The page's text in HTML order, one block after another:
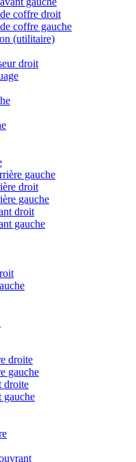
coffre droit
coffre gauche
(utilitaire)
droit
gauche
droit
gauche
droit
gauche
droite
gauche
droite
gauche